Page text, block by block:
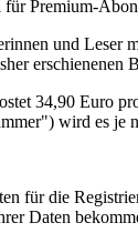
für Premium-
und Leser
34,90 Euro
wird es je
für die
Daten